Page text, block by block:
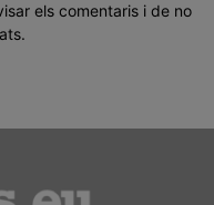
els comentaris i de no